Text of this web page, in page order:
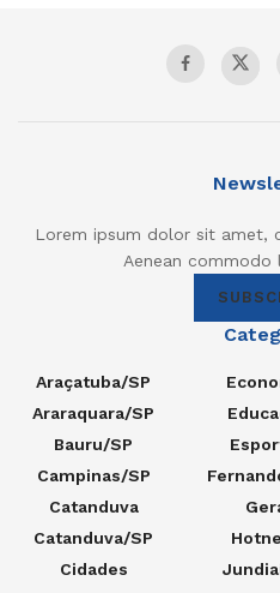
Lorem ipsum dolor sit amet,
Aenean commodo
Araçatuba/SP
Araraquara/SP
Bauru/SP
Campinas/SP
Catanduva
Catanduva/SP
Cidades